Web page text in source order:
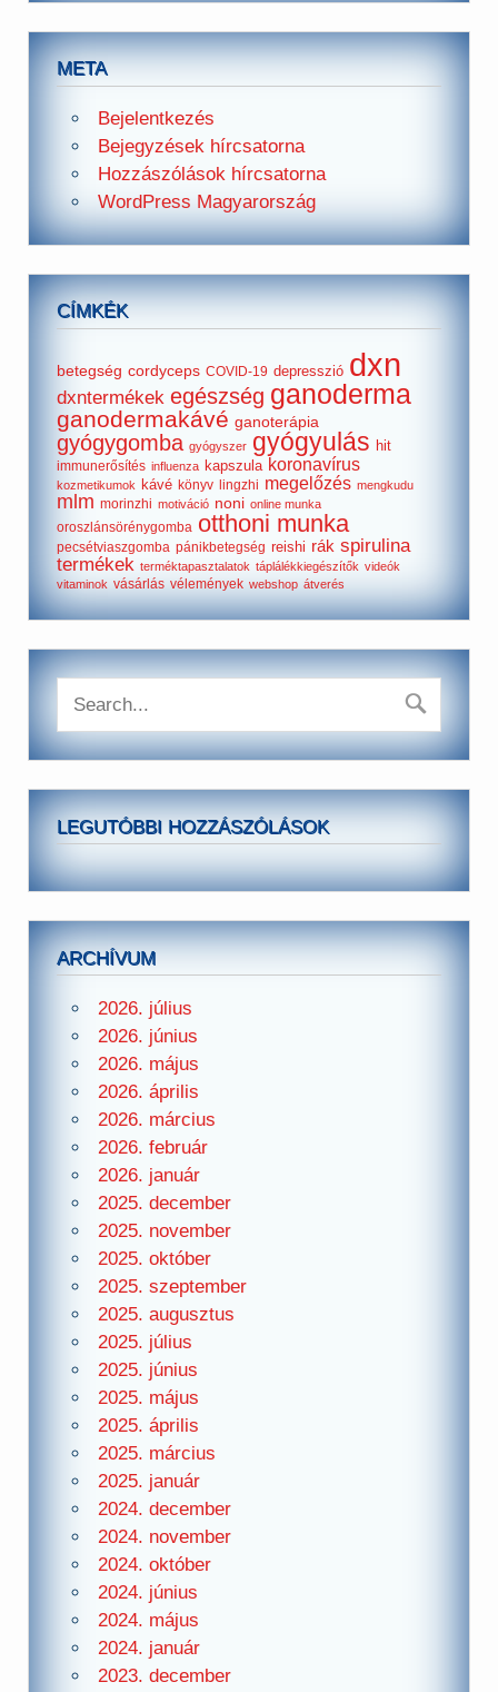
META
Bejelentkezés
Bejegyzések hírcsatorna
Hozzászólások hírcsatorna
WordPress Magyarország
CÍMKÉK
betegség cordyceps COVID-19 depresszió dxn
dxntermékek egészség ganoderma
ganodermakávé ganoterápia
gyógygomba gyógyszer gyógyulás hit
immunerősítés influenza kapszula koronavírus
kozmetikumok kávé könyv lingzhi megelőzés mengkudu
mlm morinzhi motiváció noni online munka
oroszlánsörénygomba otthoni munka
pecsétviaszgomba pánikbetegség reishi rák spirulina
termékek terméktapasztalatok táplálékkiegészítők videók
vitaminok vásárlás vélemények webshop átverés
LEGUTÓBBI HOZZÁSZÓLÁSOK
ARCHÍVUM
2026. július
2026. június
2026. május
2026. április
2026. március
2026. február
2026. január
2025. december
2025. november
2025. október
2025. szeptember
2025. augusztus
2025. július
2025. június
2025. május
2025. április
2025. március
2025. január
2024. december
2024. november
2024. október
2024. június
2024. május
2024. január
2023. december